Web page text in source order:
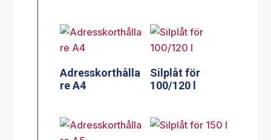
Adresskorthålla
re A4
Silplåt för
100/120 l